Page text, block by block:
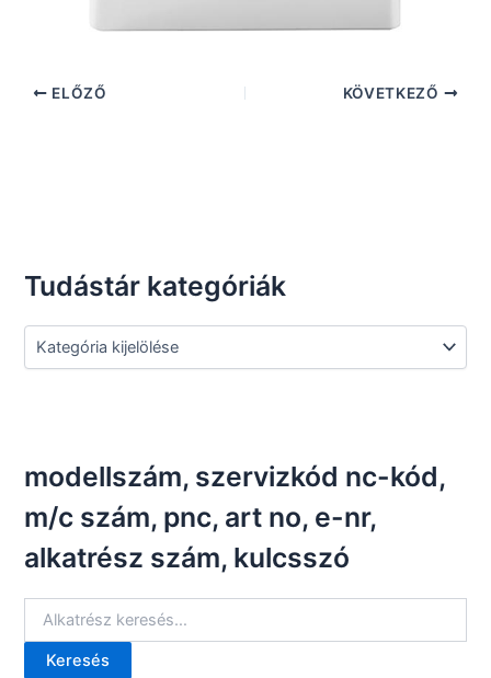
Tudástár kategóriák
T
r
k
a
t
g
r
modellszám, szervizkód nc-kód,
m/c szám, pnc, art no, e-nr,
alkatrész szám, kulcsszó
Keresés
ELŐZŐ KÖVETKEZŐ